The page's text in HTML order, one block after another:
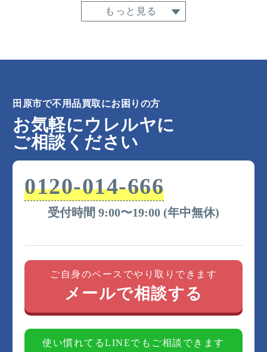
古田町、御殿山、小中山町、白浜、白谷町、高木
町、高松町、田原町、豊島町、長沢町、中山町、仁
福江町、保美町、堀切町、ほると台、緑が浜、南神
和地町
もっと見る
田原市で不用品買取にお困りの方
お気軽にウレルヤに
ご相談ください
0120-014-666
受付時間 9:00〜19:00 (年中無休)
ご自身のペースでやり取りできます
メールで相談する
使い慣れてるLINEでもご相談できます